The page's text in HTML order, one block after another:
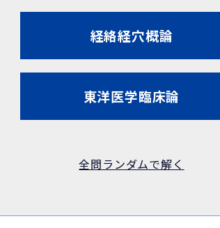
経絡経穴概論
東洋医学臨床論
全問ランダムで解く